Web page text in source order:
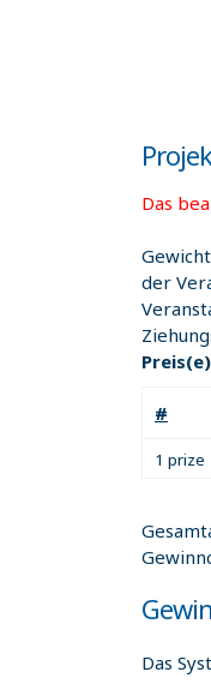
Das
der
Preis(e)
#
1 prize
Das